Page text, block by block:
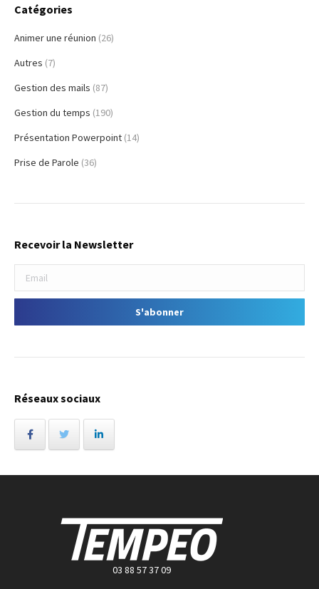
Catégories
Animer une réunion (26)
Autres (7)
Gestion des mails (87)
Gestion du temps (190)
Présentation Powerpoint (14)
Prise de Parole (36)
Recevoir la Newsletter
Réseaux sociaux
03 88 57 37 09